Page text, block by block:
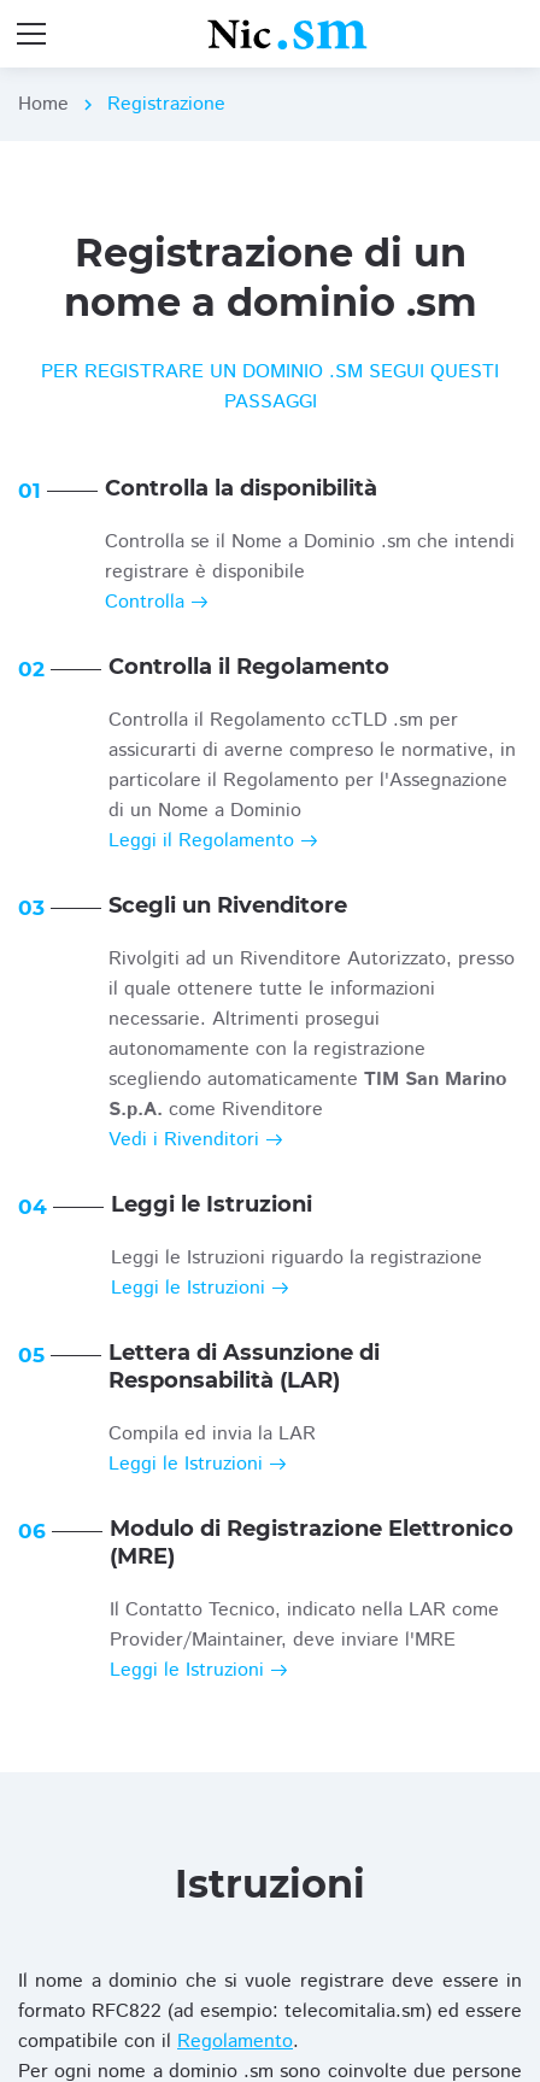
Home chevron_right Registrazione
Registrazione di un
nome a dominio .sm
PER REGISTRARE UN DOMINIO .SM SEGUI QUESTI
PASSAGGI
01 Controlla la disponibilità
Controlla se il Nome a Dominio .sm che intendi
registrare è disponibile
Controlla
02 Controlla il Regolamento
Controlla il Regolamento ccTLD .sm per
assicurarti di averne compreso le normative, in
particolare il Regolamento per l'Assegnazione
di un Nome a Dominio
Leggi il Regolamento
03 Scegli un Rivenditore
Rivolgiti ad un Rivenditore Autorizzato, presso
il quale ottenere tutte le informazioni
necessarie. Altrimenti prosegui
autonomamente con la registrazione
scegliendo automaticamente TIM San Marino
S.p.A. come Rivenditore
Vedi i Rivenditori
04 Leggi le Istruzioni
Leggi le Istruzioni riguardo la registrazione
Leggi le Istruzioni
05
Lettera di Assunzione di
Responsabilità (LAR)
Compila ed invia la LAR
Leggi le Istruzioni
06
Modulo di Registrazione Elettronico
(MRE)
Il Contatto Tecnico, indicato nella LAR come
Provider/Maintainer, deve inviare l'MRE
Leggi le Istruzioni
Istruzioni
Il nome a dominio che si vuole registrare deve essere in
formato RFC822 (ad esempio: telecomitalia.sm) ed essere
compatibile con il Regolamento.
Per ogni nome a dominio .sm sono coinvolte due persone